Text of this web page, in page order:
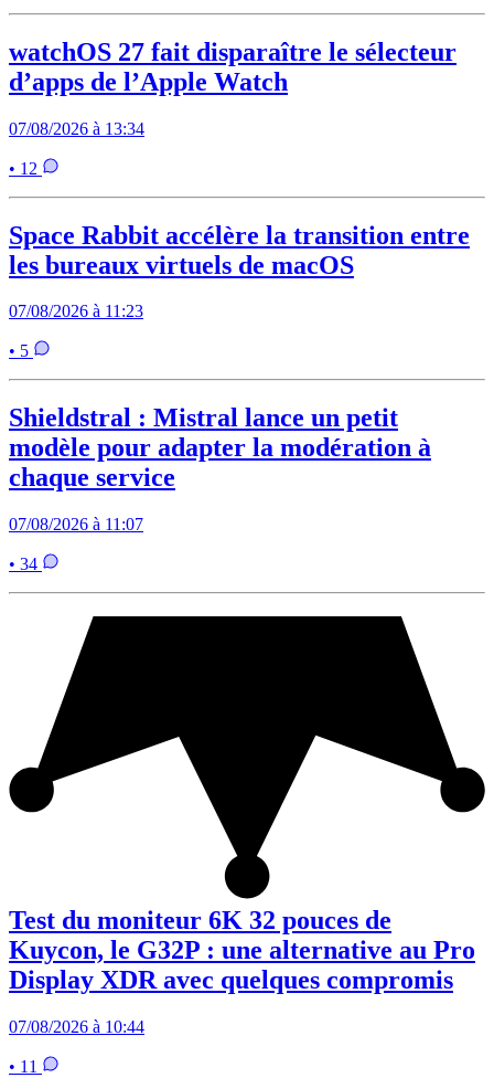
watchOS 27 fait disparaître le sélecteur
d’apps de l’Apple Watch
07/08/2026 à 13:34
• 12
Space Rabbit accélère la transition entre
les bureaux virtuels de macOS
07/08/2026 à 11:23
• 5
Shieldstral : Mistral lance un petit
modèle pour adapter la modération à
chaque service
07/08/2026 à 11:07
• 34
Test du moniteur 6K 32 pouces de
Kuycon, le G32P : une alternative au Pro
Display XDR avec quelques compromis
07/08/2026 à 10:44
• 11